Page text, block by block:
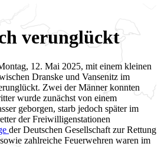
verunglückt
12. Mai 2025, mit einem kleinen
Dranske und Vansenitz im
Zwei der Männer konnten
wurde zunächst von einem
geborgen, starb jedoch später im
der Freiwilligenstationen
der Deutschen Gesellschaft zur Rettung
zahlreiche Feuerwehren waren im